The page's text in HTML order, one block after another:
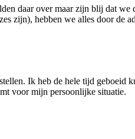
daar over maar zijn blij dat
zijn), hebben we alles door de
Ik heb de hele tijd geboeid
voor mijn persoonlijke situatie.